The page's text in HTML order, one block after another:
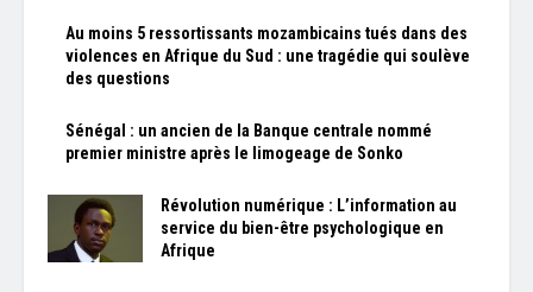
Au moins 5 ressortissants mozambicains tués dans des
violences en Afrique du Sud : une tragédie qui soulève
des questions
Sénégal : un ancien de la Banque centrale nommé
premier ministre après le limogeage de Sonko
Révolution numérique : L’information au
service du bien-être psychologique en
Afrique